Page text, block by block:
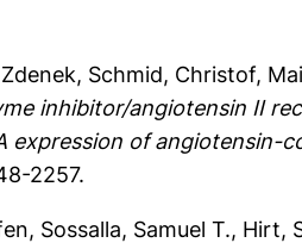
, Schmid, Christof,
inhibitor/angiotensin II
expression of angiotensin-
2257.
, Sossalla, Samuel T., Hirt,